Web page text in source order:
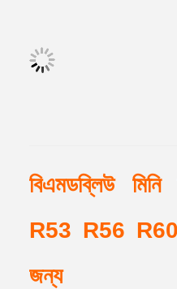
বিএমডব্লিউ
R53 R56
জন্য